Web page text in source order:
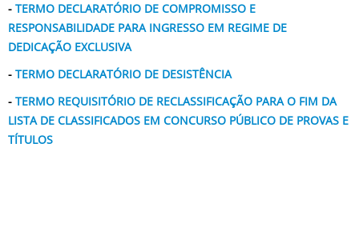
- TERMO DECLARATÓRIO DE COMPROMISSO E
RESPONSABILIDADE PARA INGRESSO EM REGIME DE
DEDICAÇÃO EXCLUSIVA
- TERMO DECLARATÓRIO DE DESISTÊNCIA
- TERMO REQUISITÓRIO DE RECLASSIFICAÇÃO PARA O FIM DA
LISTA DE CLASSIFICADOS EM CONCURSO PÚBLICO DE PROVAS E
TÍTULOS